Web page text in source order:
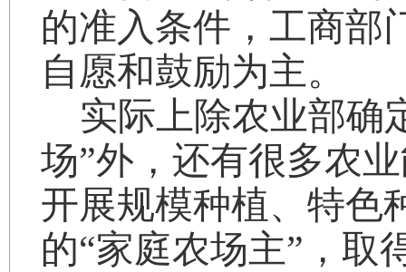
的准入条件，工商部
自愿和鼓励为主。
实际上除农业部确
场”外，还有很多农
开展规模种植、特色
的“家庭农场主” ，取